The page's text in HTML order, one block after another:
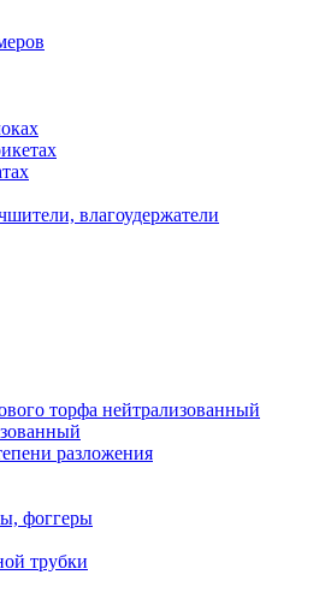
влагоудержатели
торфа нейтрализованный
разложения
фоггеры
трубки